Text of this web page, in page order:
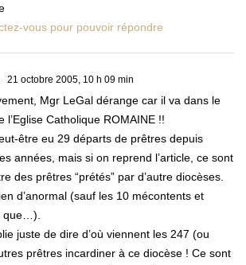
vous pour pouvoir répondre
21 octobre 2005, 10 h 09 min
Mgr LeGal dérange car il va dans le
l’Eglise Catholique ROMAINE !!
être eu 29 départs de prêtres depuis
années, mais si on reprend l’article, ce sont
des prêtres “prétés” par d’autre diocèses.
d’anormal (sauf les 10 mécontents et
que…).
juste de dire d’où viennent les 247 (ou
prêtres incardiner à ce diocèse ! Ce sont